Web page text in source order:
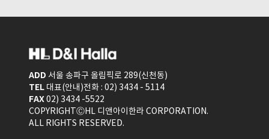
ADD 서울 송파구 올림픽로 289(신천동)
TEL 대표(안내)전화 : 02) 3434 - 5114
FAX02) 3434 -5522
COPYRIGHTⒸHL 디앤아이한라 CORPORATION.
ALL RIGHTS RESERVED.